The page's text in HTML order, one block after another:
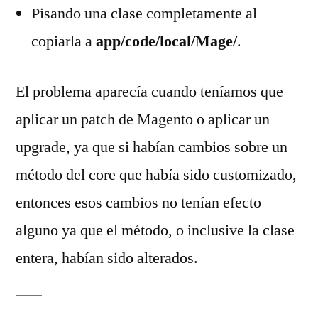
Pisando una clase completamente al
copiarla aapp/code/local/Mage/.
El problema aparecía cuando teníamos que
aplicar un patch de Magento o aplicar un
upgrade, ya que si habían cambios sobre un
método del core que había sido customizado,
entonces esos cambios no tenían efecto
alguno ya que el método, o inclusive la clase
entera, habían sido alterados.